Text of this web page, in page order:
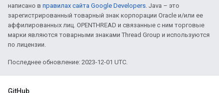
написано в правилах сайта Google Developers. Java – это
зарегистрированный товарный знак корпорации Oracle и/или ее
аффилированных лиц. OPENTHREAD и связанные с ним торговые
марки являются товарными знаками Thread Group и используются
по лицензии.
Последнее обновление: 2023-12-01 UTC.
GitHub